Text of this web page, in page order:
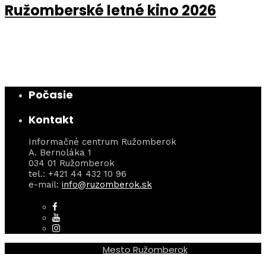
Ružomberské letné kino 2026
Počasie
Kontakt
Informačné centrum Ružomberok
A. Bernoláka 1
034 01 Ružomberok
tel.: +421 44 432 10 96
e-mail: info@ruzomberok.sk
Mesto Ružomberok